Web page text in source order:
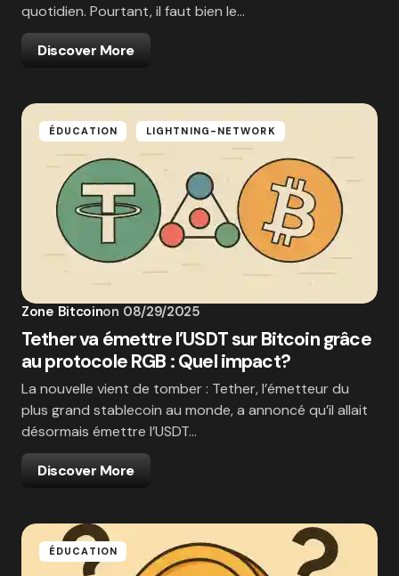
quotidien. Pourtant, il faut bien le…
Discover More
ÉDUCATION LIGHTNING-NETWORK
Zone Bitcoinon 08/29/2025
Tether va émettre l’USDT sur Bitcoin grâce
au protocole RGB : Quel impact?
La nouvelle vient de tomber : Tether, l’émetteur du
plus grand stablecoin au monde, a annoncé qu’il allait
désormais émettre l’USDT…
Discover More
ÉDUCATION